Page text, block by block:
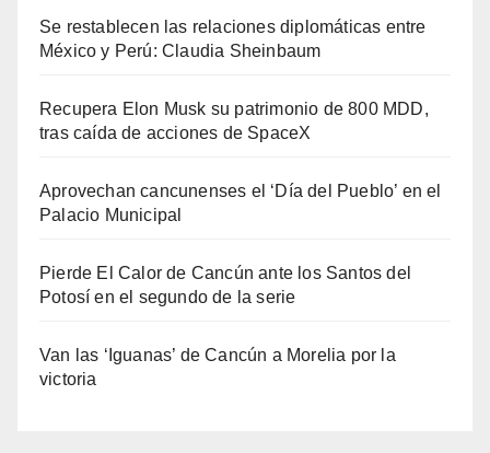
Se restablecen las relaciones diplomáticas entre
México y Perú: Claudia Sheinbaum
Recupera Elon Musk su patrimonio de 800 MDD,
tras caída de acciones de SpaceX
Aprovechan cancunenses el ‘Día del Pueblo’ en el
Palacio Municipal
Pierde El Calor de Cancún ante los Santos del
Potosí en el segundo de la serie
Van las ‘Iguanas’ de Cancún a Morelia por la
victoria